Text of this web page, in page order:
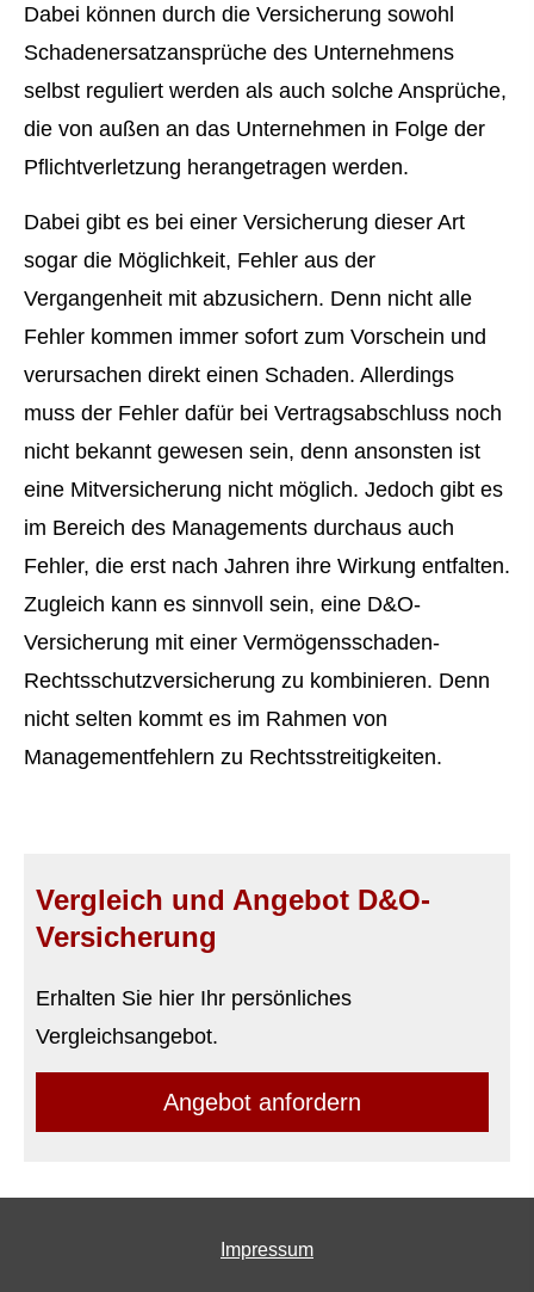
Dabei können durch die Versicherung sowohl
Schadenersatzansprüche des Unternehmens
selbst reguliert werden als auch solche Ansprüche,
die von außen an das Unternehmen in Folge der
Pflichtverletzung herangetragen werden.
Dabei gibt es bei einer Versicherung dieser Art
sogar die Möglichkeit, Fehler aus der
Vergangenheit mit abzusichern. Denn nicht alle
Fehler kommen immer sofort zum Vorschein und
verursachen direkt einen Schaden. Allerdings
muss der Fehler dafür bei Vertragsabschluss noch
nicht bekannt gewesen sein, denn ansonsten ist
eine Mitversicherung nicht möglich. Jedoch gibt es
im Bereich des Managements durchaus auch
Fehler, die erst nach Jahren ihre Wirkung entfalten.
Zugleich kann es sinnvoll sein, eine D&O-
Versicherung mit einer Vermögensschaden-
Rechts­schutz­ver­si­che­rung zu kombinieren. Denn
nicht selten kommt es im Rahmen von
Managementfehlern zu Rechtsstreitigkeiten.
Vergleich und Angebot D&O-
Versicherung
Erhalten Sie hier Ihr persönliches
Vergleichsangebot.
An­ge­bot an­for­dern
Impressum